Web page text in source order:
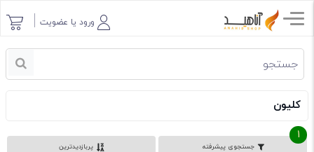
ورود یا عضویت
کلیون
جستجوی پیشرفته
1
پربازدیدترین